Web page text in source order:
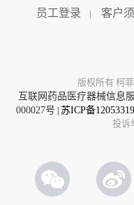
员工登录 | 客户
版权所有 柯
互联网药品医疗器械信息
000027号 | 苏ICP备
投诉